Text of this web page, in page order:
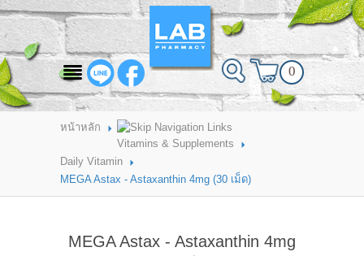
สินค้าที่สนใจ
HOME
ABOUT LAB PHARMACY
PRODUCT
BRANDS
HOW TO ORDER
0
หน้าหลัก
Vitamins & Supplements
Daily Vitamin
MEGA Astax - Astaxanthin 4mg (30 เม็ด)
MEGA Astax - Astaxanthin 4mg